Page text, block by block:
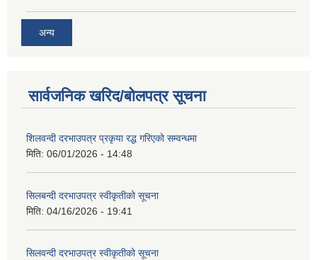
अन्य
सार्वजनिक खरिद/बोलपत्र सूचना
शिलवन्दी दरभाउपत्र प्रकृया रद्ध गरिएको सम्वन्धमा
मिति: 06/01/2026 - 14:48
सिलबन्दी दरभाउपत्र स्वीकृतीको सूचना
मिति: 04/16/2026 - 19:41
सिलवन्दी दरभाउपत्र स्वीकृतीको सूचना